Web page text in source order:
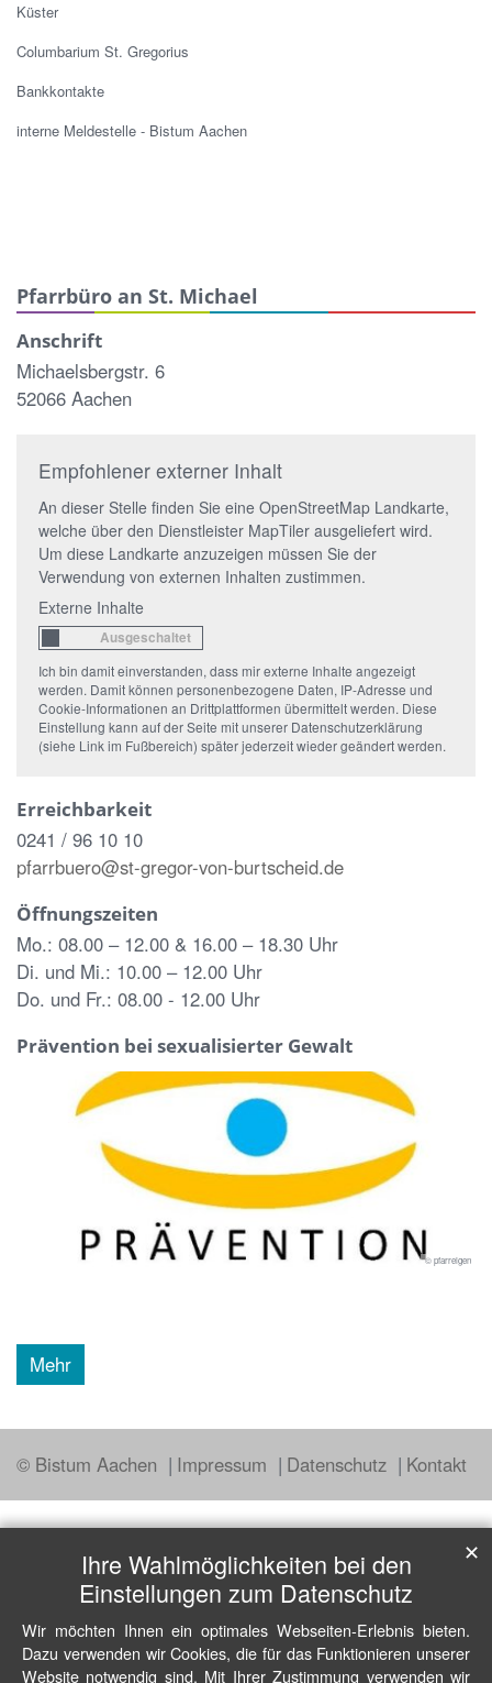
Küster
Columbarium St. Gregorius
Bankkontakte
interne Meldestelle - Bistum Aachen
Pfarrbüro an St. Michael
Anschrift
Michaelsbergstr. 6
52066 Aachen
Empfohlener externer Inhalt
An dieser Stelle finden Sie eine OpenStreetMap Landkarte,
welche über den Dienstleister MapTiler ausgeliefert wird.
Um diese Landkarte anzuzeigen müssen Sie der
Verwendung von externen Inhalten zustimmen.
Externe Inhalte
Ich bin damit einverstanden, dass mir externe Inhalte angezeigt
werden. Damit können personenbezogene Daten, IP-Adresse und
Cookie-Informationen an Drittplattformen übermittelt werden. Diese
Einstellung kann auf der Seite mit unserer Datenschutzerklärung
(siehe Link im Fußbereich) später jederzeit wieder geändert werden.
Erreichbarkeit
0241 / 96 10 10
pfarrbuero@st-gregor-von-burtscheid.de
Öffnungszeiten
Mo.: 08.00 – 12.00 & 16.00 – 18.30 Uhr
Di. und Mi.: 10.00 – 12.00 Uhr
Do. und Fr.: 08.00 - 12.00 Uhr
Prävention bei sexualisierter Gewalt
© pfarreigen
Mehr
© Bistum Aachen Impressum Datenschutz Kontakt
Ihre Wahlmöglichkeiten bei den
Einstellungen zum Datenschutz
Wir möchten Ihnen ein optimales Webseiten-Erlebnis bieten.
Dazu verwenden wir Cookies, die für das Funktionieren unserer
Website notwendig sind. Mit Ihrer Zustimmung verwenden wir
✕